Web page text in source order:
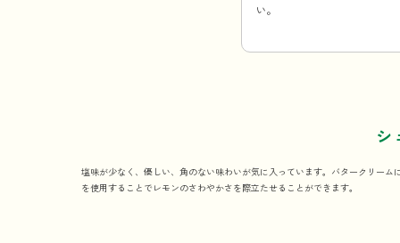
い。
シ
塩味が少なく、優しい、角のない味わいが気に入っています。バタークリー
を使用することでレモンのさわやかさを際立たせることができます。